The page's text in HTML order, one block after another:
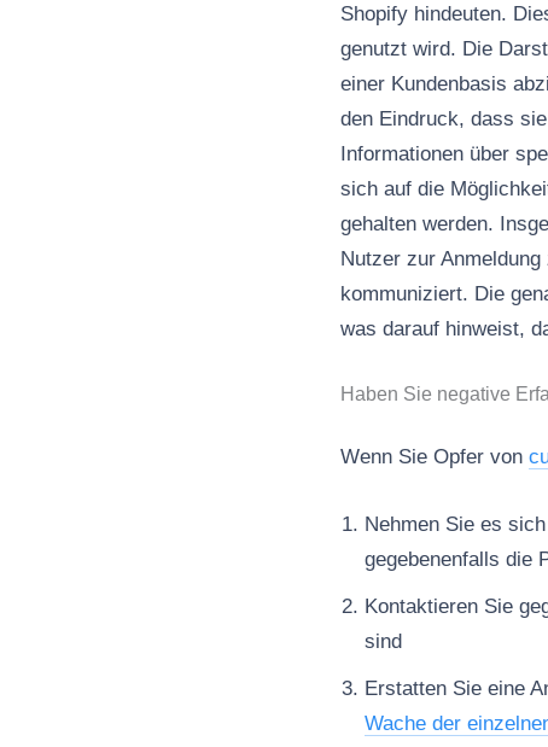
Shopify hindeuten.
genutzt wird. Die
einer Kundenbasis
den Eindruck, dass
Informationen über
sich auf die
gehalten werden.
Nutzer zur
kommuniziert. Die
was darauf hinweist,
Haben Sie negative
Wenn Sie Opfer von
Nehmen Sie es
gegebenenfalls die
Kontaktieren Sie
sind
Erstatten Sie eine
Wache der